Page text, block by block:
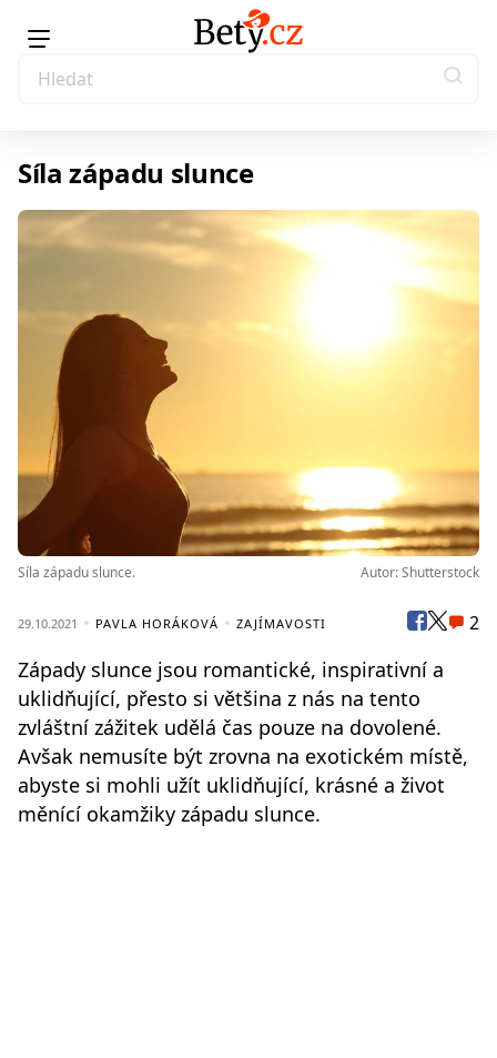
Síla západu slunce
Síla západu slunce. Autor: Shutterstock
29.10.2021 PAVLA HORÁKOVÁ ZAJÍMAVOSTI 2
Západy slunce jsou romantické, inspirativní a
uklidňující, přesto si většina z nás na tento
zvláštní zážitek udělá čas pouze na dovolené.
Avšak nemusíte být zrovna na exotickém místě,
abyste si mohli užít uklidňující, krásné a život
měnící okamžiky západu slunce.